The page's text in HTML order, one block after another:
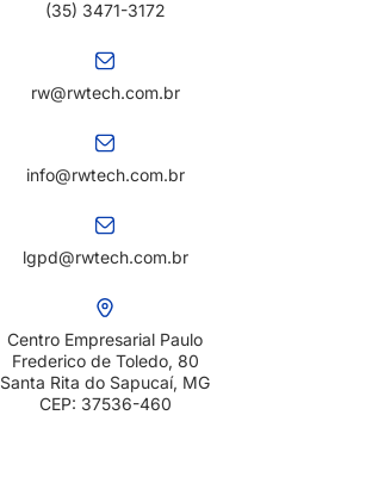
(35) 3471-3172
rw@rwtech.com.br
info@rwtech.com.br
lgpd@rwtech.com.br
Centro Empresarial Paulo
Frederico de Toledo, 80
Santa Rita do Sapucaí, MG
CEP: 37536-460